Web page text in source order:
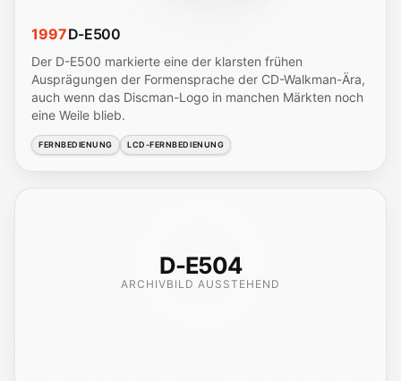
1997D-E500
Der D-E500 markierte eine der klarsten frühen
Ausprägungen der Formensprache der CD-Walkman-Ära,
auch wenn das Discman-Logo in manchen Märkten noch
eine Weile blieb.
FERNBEDIENUNG LCD-FERNBEDIENUNG
D-E504
ARCHIVBILD AUSSTEHEND